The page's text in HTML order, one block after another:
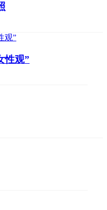
性观”